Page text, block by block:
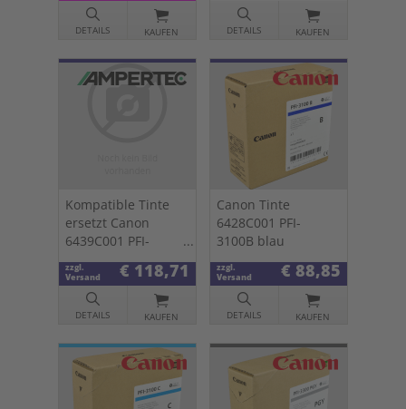
DETAILS KAUFEN DETAILS KAUFEN
Kompatible Tinte
ersetzt Canon
6439C001 PFI-
3300B blau
zzgl.
Versand
€ 118,71
DETAILS KAUFEN
Canon Tinte
6428C001 PFI-
3100B blau
zzgl.
Versand
€ 88,85
DETAILS KAUFEN